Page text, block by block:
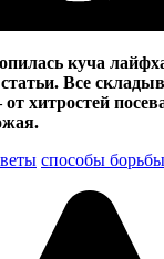
куча
Все
хитростей
способы